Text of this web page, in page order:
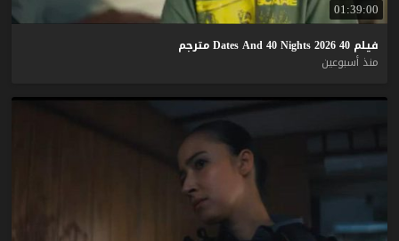
01:39:00
فيلم 40
Dates And 40 Nights 2026
مترجم
منذ أسبوعين